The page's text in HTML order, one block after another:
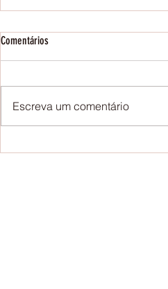
Storytelling on Fridays
Comentários
Escreva um comentário